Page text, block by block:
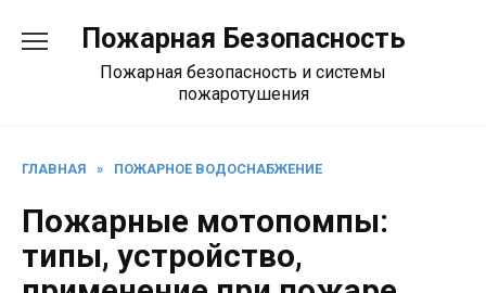
содержанию
Пожарная Безопасность
Пожарная безопасность и системы
пожаротушения
ГЛАВНАЯ » ПОЖАРНОЕ ВОДОСНАБЖЕНИЕ
Пожарные мотопомпы:
типы, устройство,